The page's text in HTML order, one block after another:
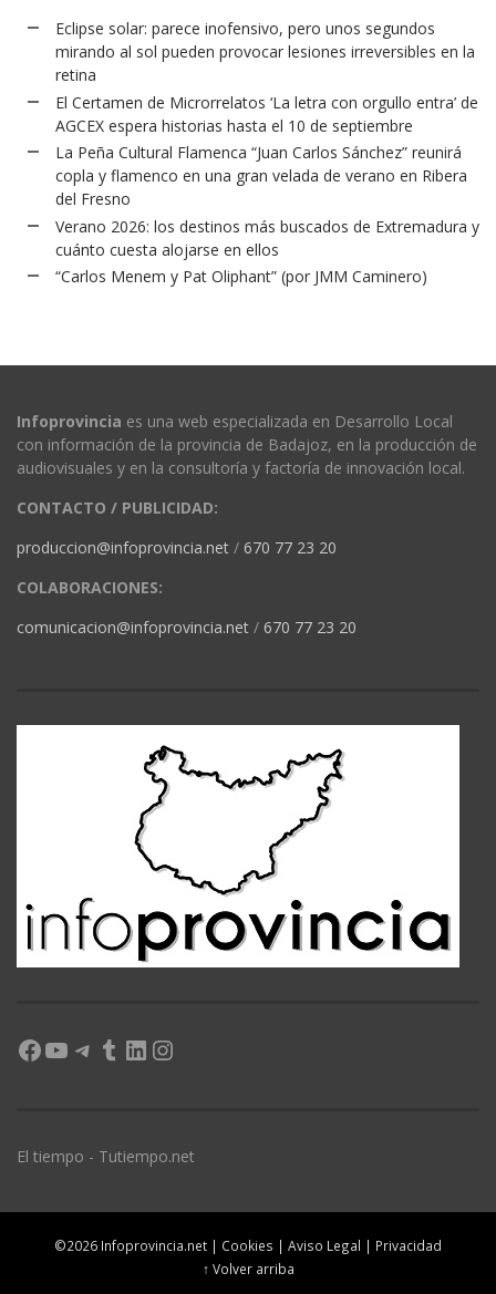
Eclipse solar: parece inofensivo, pero unos segundos
mirando al sol pueden provocar lesiones irreversibles en la
retina
El Certamen de Microrrelatos ‘La letra con orgullo entra’ de
AGCEX espera historias hasta el 10 de septiembre
La Peña Cultural Flamenca “Juan Carlos Sánchez” reunirá
copla y flamenco en una gran velada de verano en Ribera
del Fresno
Verano 2026: los destinos más buscados de Extremadura y
cuánto cuesta alojarse en ellos
“Carlos Menem y Pat Oliphant” (por JMM Caminero)
Infoprovincia es una web especializada en Desarrollo Local
con información de la provincia de Badajoz, en la producción de
audiovisuales y en la consultoría y factoría de innovación local.
CONTACTO / PUBLICIDAD:
produccion@infoprovincia.net / 670 77 23 20
COLABORACIONES:
comunicacion@infoprovincia.net / 670 77 23 20
Facebook
YouTube
Telegram
Tumblr
LinkedIn
Instagram
El tiempo - Tutiempo.net
©2026 Infoprovincia.net | Cookies | Aviso Legal | Privacidad
↑ Volver arriba